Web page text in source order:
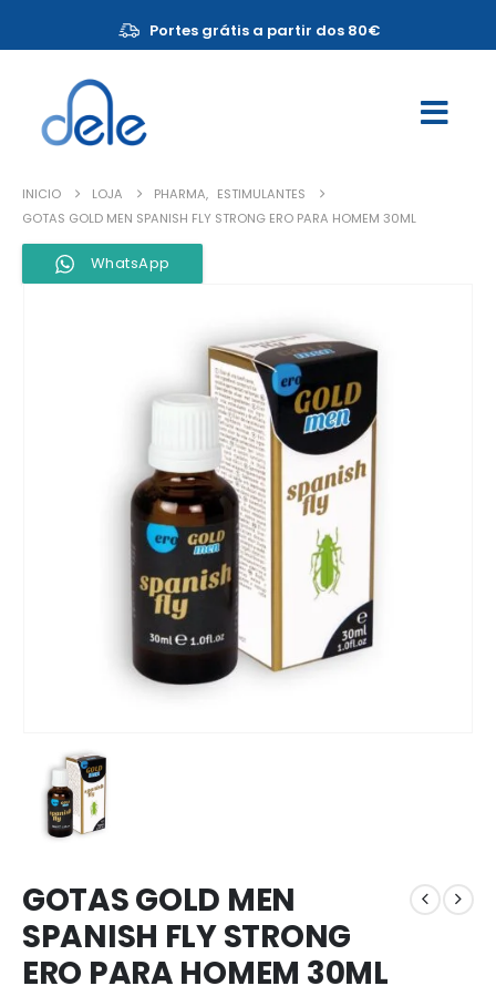
Portes grátis a partir dos 80€
INICIO LOJA PHARMA, ESTIMULANTES
GOTAS GOLD MEN SPANISH FLY STRONG ERO PARA HOMEM 30ML
WhatsApp
GOTAS GOLD MEN
SPANISH FLY STRONG
ERO PARA HOMEM 30ML